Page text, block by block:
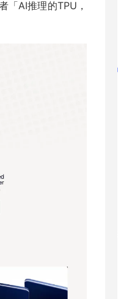
AI推理的TPU，